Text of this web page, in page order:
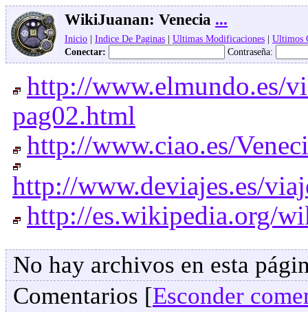
WikiJuanan: Venecia ...
Inicio | Indice De Paginas | Ultimas Modificaciones | Ultimos
Conectar:
Contraseña:
http://www.elmundo.es/
pag02.html
http://www.ciao.es/
http://www.deviajes.es/
http://es.wikipedia.org/
No hay archivos en esta
Comentarios [Esconder